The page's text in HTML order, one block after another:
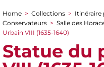
You are here
Home > Collections > Itinéraire
Conservateurs > Salle des
Urbain VIII (1635-1640)
Statue du